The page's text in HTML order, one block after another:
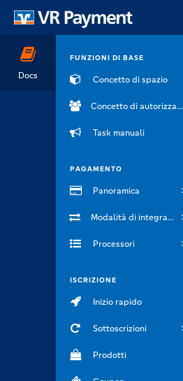
Docs
FUNZIONI DI BASE
Concetto di spazio
Concetto di autorizzazione
Task manuali
PAGAMENTO
Panoramica
Modalità di integrazione
Processori
ISCRIZIONE
Inizio rapido
Sottoscrizioni
Prodotti